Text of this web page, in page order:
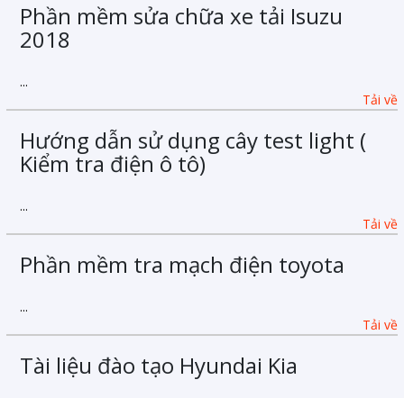
Phần mềm sửa chữa xe tải Isuzu
2018
...
Tải về
Hướng dẫn sử dụng cây test light (
Kiểm tra điện ô tô)
...
Tải về
Phần mềm tra mạch điện toyota
...
Tải về
Tài liệu đào tạo Hyundai Kia